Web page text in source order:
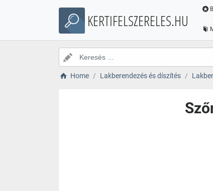
KERTIFELSZERELES.HU
Home Lakberendezés és díszítés